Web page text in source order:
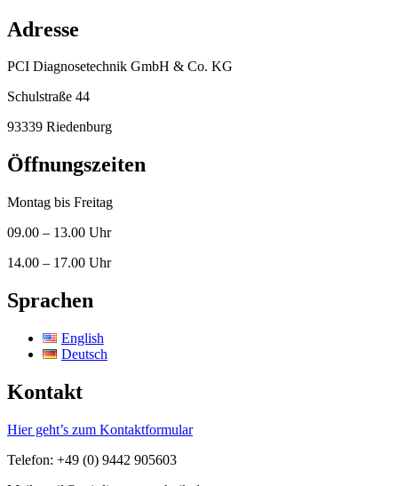
Adresse
PCI Diagnosetechnik GmbH & Co. KG
Schulstraße 44
93339 Riedenburg
Öffnungszeiten
Montag bis Freitag
09.00 – 13.00 Uhr
14.00 – 17.00 Uhr
Sprachen
English
Deutsch
Kontakt
Hier geht’s zum Kontaktformular
Telefon: +49 (0) 9442 905603